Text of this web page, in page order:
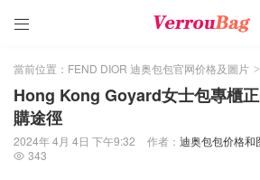

當前位置： FEND DIOR 迪奥包包官网价格及圖片 >
Hong Kong Goyard女士包專櫃
購途徑
2024年 4月 4日 下午9:32 作者： 迪奥包包价格和
 343